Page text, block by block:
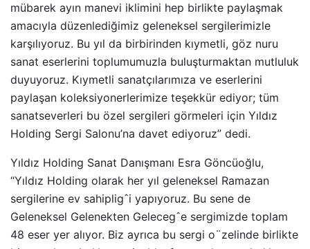
mübarek ayın manevi iklimini hep birlikte paylaşmak
amacıyla düzenlediğimiz geleneksel sergilerimizle
karşılıyoruz. Bu yıl da birbirinden kıymetli, göz nuru
sanat eserlerini toplumumuzla buluşturmaktan mutluluk
duyuyoruz. Kıymetli sanatçılarımıza ve eserlerini
paylaşan koleksiyonerlerimize teşekkür ediyor; tüm
sanatseverleri bu özel sergileri görmeleri için Yıldız
Holding Sergi Salonu’na davet ediyoruz” dedi.
Yıldız Holding Sanat Danışmanı Esra Göncüoğlu,
“Yıldız Holding olarak her yıl geleneksel Ramazan
sergilerine ev sahipligˆi yapıyoruz. Bu sene de
Geleneksel Gelenekten Gelecegˆe sergimizde toplam
48 eser yer alıyor. Biz ayrıca bu sergi o¨zelinde birlikte